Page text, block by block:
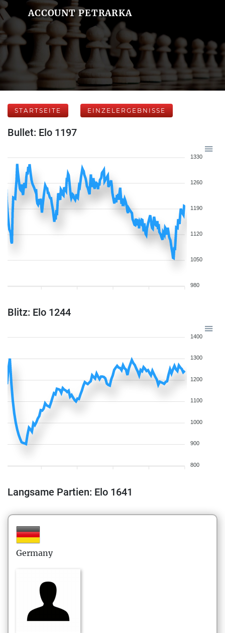
ACCOUNT PETRARKA
STARTSEITE EINZELERGEBNISSE
Bullet: Elo 1197
1330
1260
1190
1120
1050
980
Blitz: Elo 1244
1400
1300
1200
1100
1000
900
800
Langsame Partien: Elo 1641
Germany